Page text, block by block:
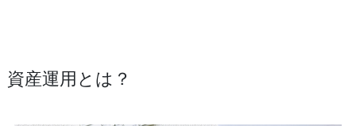
資産運用とは？